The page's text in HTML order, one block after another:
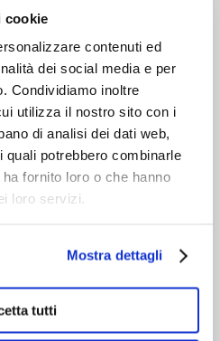
cookie
contenuti ed
dei social media e per
Condividiamo inoltre
utilizza il nostro sito con i
di analisi dei dati web,
potrebbero combinarle
fornito loro o che hanno
loro servizi.
Mostra dettagli
tutti